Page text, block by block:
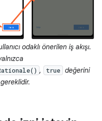
odaklı önerilen iş akışı.
, true
değerini